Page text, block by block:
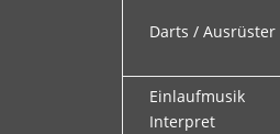
Darts / Ausrüster
Einlaufmusik
Interpret